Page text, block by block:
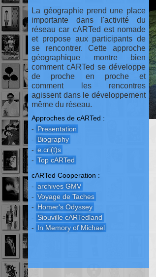
La géographie prend une place
importante dans l'activité du
réseau car cARTed est nomade
et propose aux participants de
se rencontrer. Cette approche
géographique montre bien
comment cARTed se développe
de proche en proche et
comment les rencontres
agissent dans le développement
même du réseau.
Approches de cARTed :
- Presentation
- Biography
- e.cri(t)s
- Top cARTed
cARTed Cooperation :
- archives GMV
- Voyage de Taches
- Homer's Odyssey
- Siouville cARTedland
- In Memory of Michael